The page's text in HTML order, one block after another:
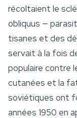
récoltaient le
obliquus —
tisanes et des
servait à la fois
populaire contre
cutanées et la
soviétiques ont
années 1950 en